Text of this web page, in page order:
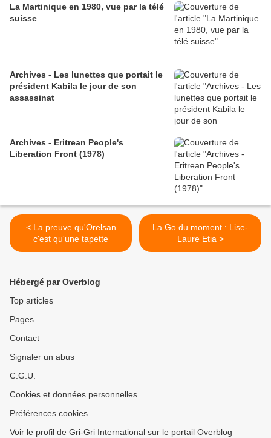
La Martinique en 1980, vue par la télé
suisse
Archives - Les lunettes que portait le
président Kabila le jour de son
assassinat
Archives - Eritrean People's
Liberation Front (1978)
< La preuve qu'Orelsan
c'est qu'une tapette
La Go du moment : Lise-
Laure Etia >
Hébergé par Overblog
Top articles
Pages
Contact
Signaler un abus
C.G.U.
Cookies et données personnelles
Préférences cookies
Voir le profil de Gri-Gri International sur le portail Overblog